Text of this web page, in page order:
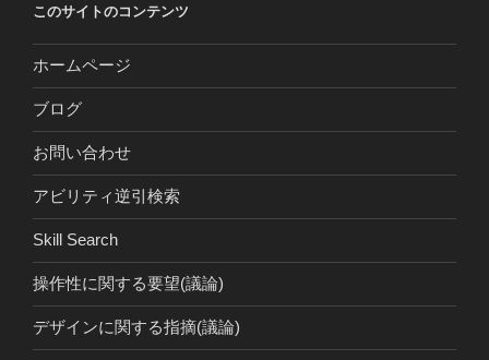
このサイトのコンテンツ
ホームページ
ブログ
お問い合わせ
アビリティ逆引検索
Skill Search
操作性に関する要望(議論)
デザインに関する指摘(議論)